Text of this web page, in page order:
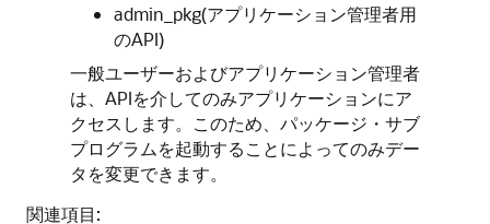
admin_pkg(アプリケーション管理者用
のAPI)
一般ユーザーおよびアプリケーション管理者
は、APIを介してのみアプリケーションにア
クセスします。このため、パッケージ・サブ
プログラムを起動することによってのみデー
タを変更できます。
関連項目: